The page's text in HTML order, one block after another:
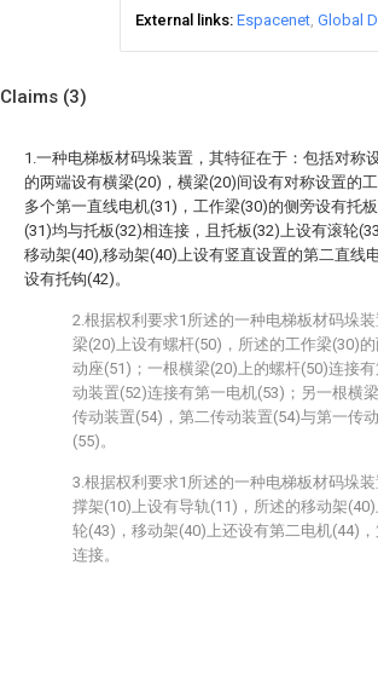
External links Espacenet Global
Claims (3)
1.一种电梯板材码垛装置，其特征在于：包括对称
的两端设有横梁(20)，横梁(20)间设有对称设置的
多个第一直线电机(31)，工作梁(30)的侧旁设有托
(31)均与托板(32)相连接，且托板(32)上设有滚轮
移动架(40),移动架(40)上设有竖直设置的第二直线
设有托钩(42)。
2.根据权利要求1所述的一种电梯板材码垛
梁(20)上设有螺杆(50)，所述的工作梁(30)
动座(51)；一根横梁(20)上的螺杆(50)连接
动装置(52)连接有第一电机(53)；另一根横
传动装置(54)，第二传动装置(54)与第一传
(55)。
3.根据权利要求1所述的一种电梯板材码垛
撑架(10)上设有导轨(11)，所述的移动架
轮(43)，移动架(40)上还设有第二电机(44)
连接。